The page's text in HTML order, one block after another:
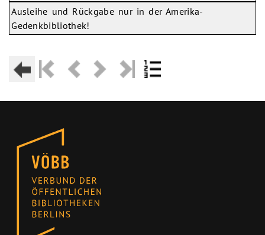
Ausleihe und Rückgabe nur in der Amerika-
Gedenkbibliothek!